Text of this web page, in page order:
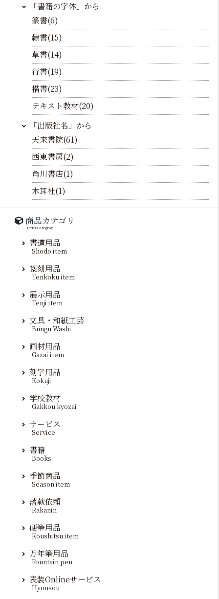
「書籍の字体」から
篆書(6)
隷書(15)
草書(14)
行書(19)
楷書(23)
テキスト教材(20)
「出版社名」から
天来書院(61)
西東書房(2)
角川書店(1)
木耳社(1)
商品カテゴリ
Item Categroy
書道用品
Shodo item
篆刻用品
Tenkoku item
展示用品
Tenji item
文具・和紙工芸
Bungu Washi
画材用品
Gazai item
刻字用品
Kokuji
学校教材
Gakkou kyozai
サービス
Service
書籍
Books
季節商品
Season item
落款依頼
Rakanin
硬筆用品
Koushitsu item
万年筆用品
Fountain pen
表装Onlineサービス
Hyousou